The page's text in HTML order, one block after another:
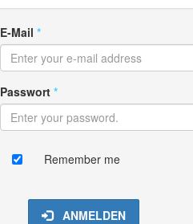
E-Mail*
Passwort*
Remember me
ANMELDEN